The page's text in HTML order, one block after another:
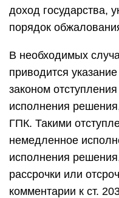
доход государства,
порядок
В необходимых
приводится
законом
исполнения
ГПК. Такими
немедленное
исполнения
рассрочки или
комментарии к ст.